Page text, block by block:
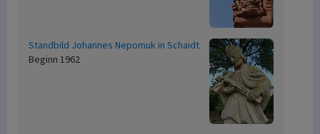
Standbild Johannes Nepomuk in Schaidt
Beginn 1962